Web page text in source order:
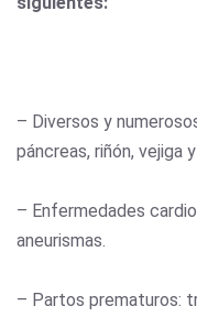
– Diversos y
páncreas, riñón, vejiga
– Enfermedades
aneurismas.
– Partos prematuros: